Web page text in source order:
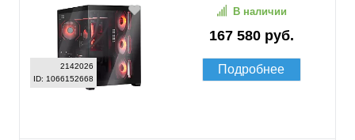
2142026
ID: 1066152668
167 580 руб.
В наличии
Подробнее